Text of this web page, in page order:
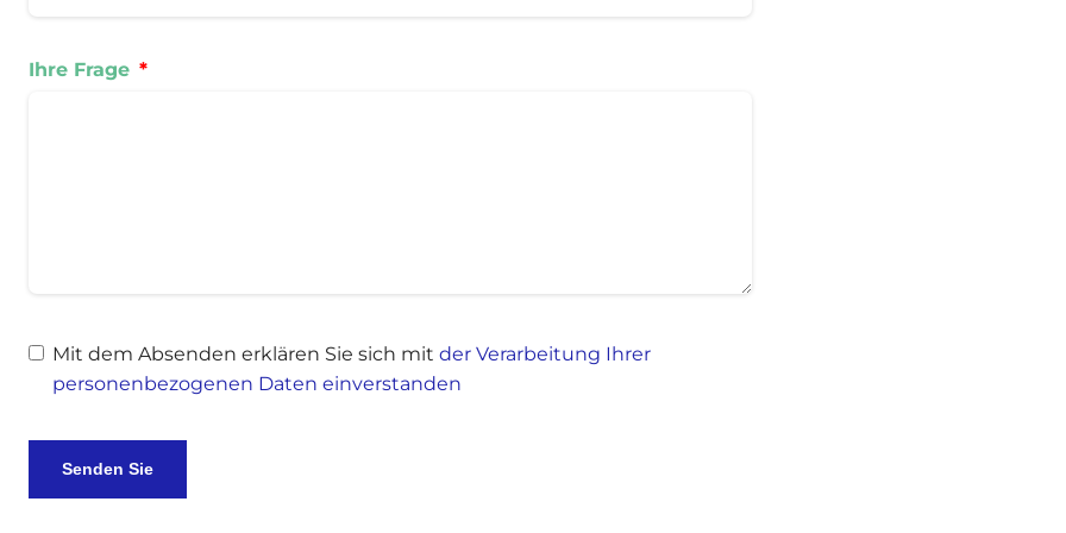
Ihre Frage
Mit dem Absenden erklären Sie sich mit der Verarbeitung Ihrer
personenbezogenen Daten einverstanden
Senden Sie